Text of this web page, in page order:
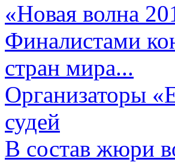
«Новая волна
Финалистами
стран мира...
Организаторы
судей
В состав жюри